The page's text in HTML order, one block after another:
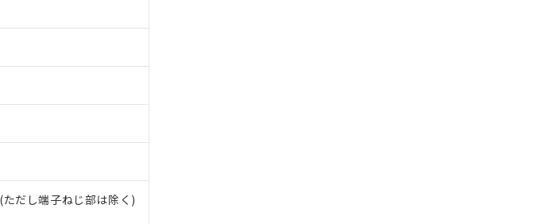
だし端子ねじ部は除く)
い。
在庫状況および標準価格(税抜)を提供させていただ
の対象外となる商品もあることをご了承ください。
る更新日時点での社内データに基づき作成されるも
標準価格とは異なる場合があることをご了承くださ
先、またはお客様担当のオムロン制御機器販売店・
対応の商品で、対応品を出す予定はありません。
応状況を調査中または確認中の商品です。
関係のない商品です。
含有品と判明した場合などやむを得ず変更すること
以下、
以下
であることを示します。
えていることを示します。
さい。
、
、 PBDEs(ポリ臭化ジフェニルエーテル類) : 1000ppm、
、 BBP(フタル酸ブチルベンジル) : 1000ppm、
外国貿易法に定める商品（以下｢規制貨物等」とい
国政府の輸出許可(または役務取引許可)を取得する
るなど、違法に輸出されないよう必要な手段を講じ
、生物兵器またはその他武器並びにこれらの製造装